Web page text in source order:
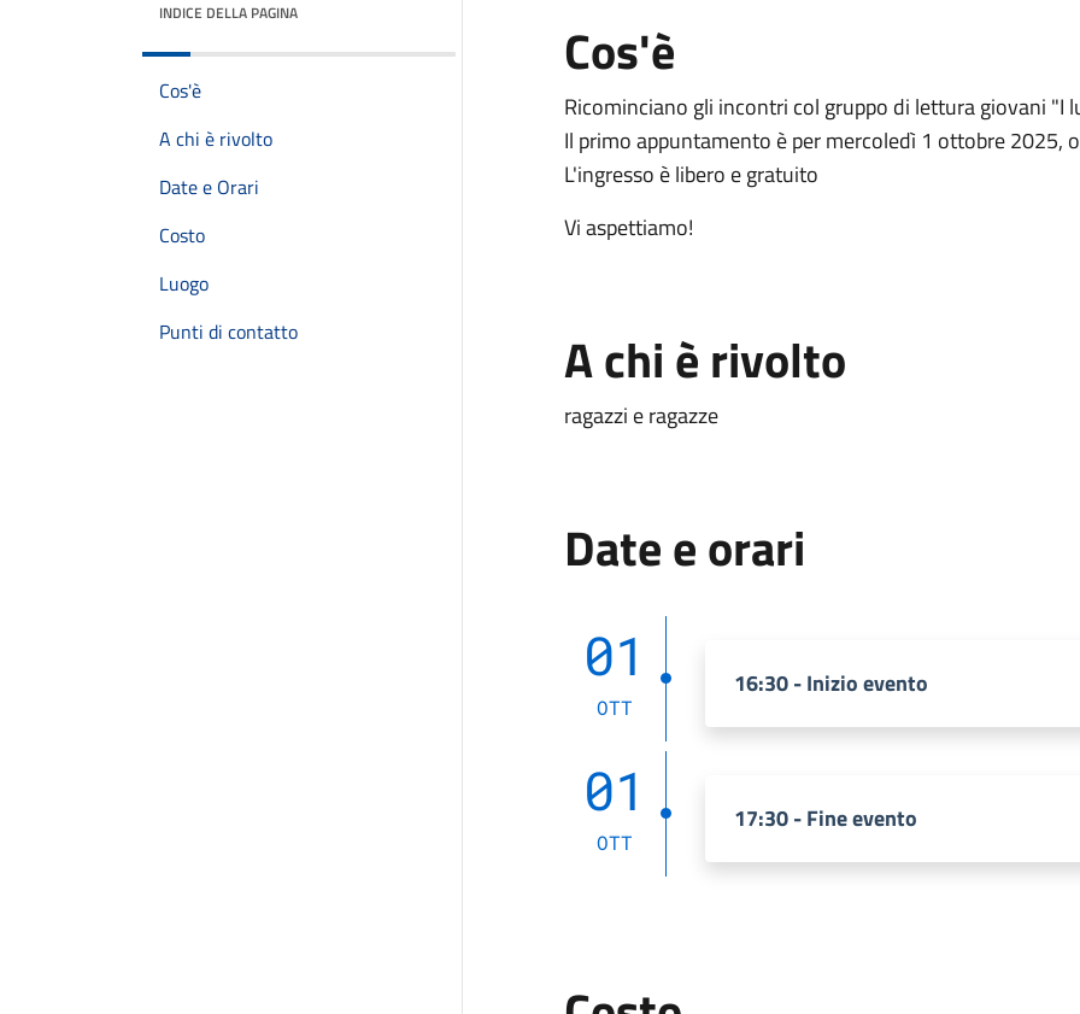
INDICE DELLA PAGINA
Cos'è
A chi è rivolto
Date e Orari
Costo
Luogo
Punti di contatto
Cos'è
Ricominciano gli incontri col gruppo di lettura giovani "I
Il primo appuntamento è per mercoledì 1 ottobre 2025,
L'ingresso è libero e gratuito
Vi aspettiamo!
A chi è rivolto
ragazzi e ragazze
Date e orari
01
OTT
16:30 - Inizio evento
01
OTT
17:30 - Fine evento